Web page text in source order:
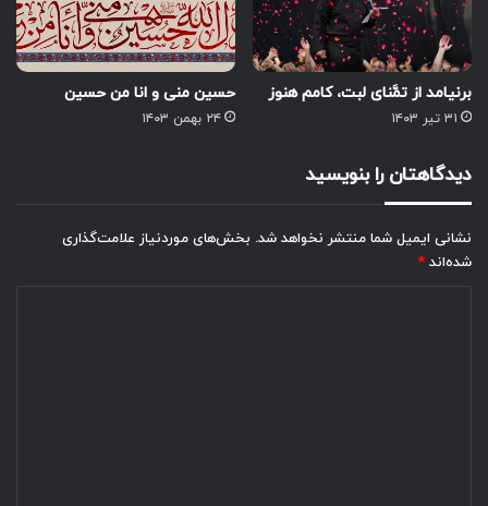
برنیامد از تمَّنای لبت، کامم هنوز
۳۱ تیر ۱۴۰۳
حسین منی و انا من حسین
۲۴ بهمن ۱۴۰۳
دیدگاهتان را بنویسید
نشانی ایمیل شما منتشر نخواهد شد. بخش‌های موردنیاز علامت‌گذاری
شده‌اند *